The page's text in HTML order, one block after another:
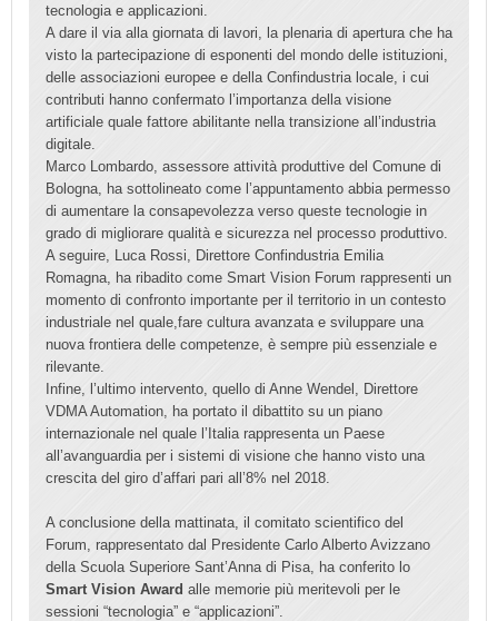
tecnologia e applicazioni.
A dare il via alla giornata di lavori, la plenaria di apertura che ha
visto la partecipazione di esponenti del mondo delle istituzioni,
delle associazioni europee e della Confindustria locale, i cui
contributi hanno confermato l’importanza della visione
artificiale quale fattore abilitante nella transizione all’industria
digitale.
Marco Lombardo, assessore attività produttive del Comune di
Bologna, ha sottolineato come l’appuntamento abbia permesso
di aumentare la consapevolezza verso queste tecnologie in
grado di migliorare qualità e sicurezza nel processo produttivo.
A seguire, Luca Rossi, Direttore Confindustria Emilia
Romagna, ha ribadito come Smart Vision Forum rappresenti un
momento di confronto importante per il territorio in un contesto
industriale nel quale,fare cultura avanzata e sviluppare una
nuova frontiera delle competenze, è sempre più essenziale e
rilevante.
Infine, l’ultimo intervento, quello di Anne Wendel, Direttore
VDMA Automation, ha portato il dibattito su un piano
internazionale nel quale l’Italia rappresenta un Paese
all’avanguardia per i sistemi di visione che hanno visto una
crescita del giro d’affari pari all’8% nel 2018.
A conclusione della mattinata, il comitato scientifico del
Forum, rappresentato dal Presidente Carlo Alberto Avizzano
della Scuola Superiore Sant’Anna di Pisa, ha conferito lo
Smart Vision Award alle memorie più meritevoli per le
sessioni “tecnologia” e “applicazioni”.